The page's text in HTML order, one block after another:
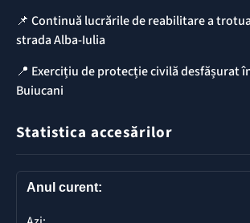
📌 Continuă lucrările de reabilitare a
strada Alba-Iulia
📍 Exercițiu de protecție civilă desfășurat
Buiucani
Statistica accesărilor
Anul curent: